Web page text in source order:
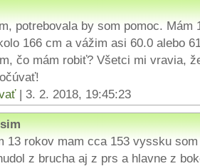
potrebovala by som pomoc.
166 cm a vážim asi 60.0 alebo
čo mám robiť? Všetci mi vravia,
| 3. 2. 2018, 19:45:23
13 rokov mam cca 153 vyssku
z brucha aj z prs a hlavne z